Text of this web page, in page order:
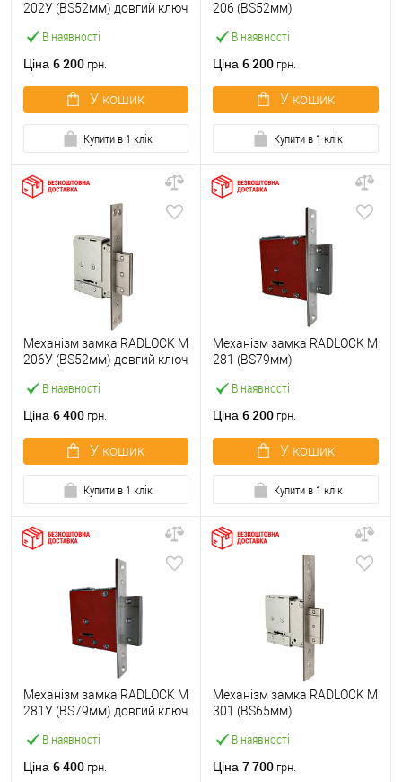
В наявності
202У (BS52мм) довгий ключ
Ціна 6 200 грн.
У кошик
Купити в 1 клік
В наявності
206 (BS52мм)
Ціна 6 200 грн.
У кошик
Купити в 1 клік
В наявності
Механізм замка RADLOCK M
206У (BS52мм) довгий ключ
Ціна 6 400 грн.
У кошик
Купити в 1 клік
В наявності
Механізм замка RADLOCK M
281 (BS79мм)
Ціна 6 200 грн.
У кошик
Купити в 1 клік
В наявності
Механізм замка RADLOCK M
281У (BS79мм) довгий ключ
Ціна 6 400 грн.
В наявності
Механізм замка RADLOCK M
301 (BS65мм)
Ціна 7 700 грн.